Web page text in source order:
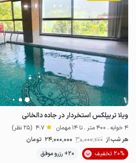
2.25میلیون ت2.4میلیون ت
ویلا تریپلکس استخردار در جاده دالخانی
4 خوابه . 400 متر . تا 14 مهمان 4.7 (25 نظر)
هر شب از 30٬000٬000 24٬000٬000 تومان
20% تخفیف
20+ رزرو موفق